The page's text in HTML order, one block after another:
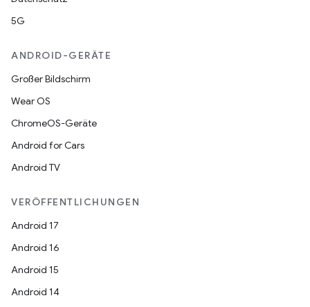
5G
ANDROID-GERÄTE
Großer Bildschirm
Wear OS
ChromeOS-Geräte
Android for Cars
Android TV
VERÖFFENTLICHUNGEN
Android 17
Android 16
Android 15
Android 14